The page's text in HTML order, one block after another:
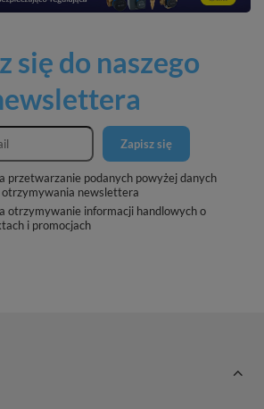
się do naszego
Zapisz się
przetwarzanie podanych powyżej danych
otrzymywania newslettera
otrzymywanie informacji handlowych o
i promocjach